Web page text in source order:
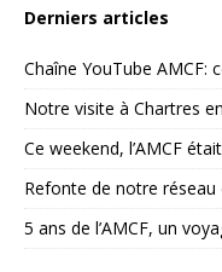
Derniers articles
Chaîne YouTube AMCF:
Notre visite à Chartres
Ce weekend, l’AMCF
Refonte de notre réseau
5 ans de l’AMCF, un